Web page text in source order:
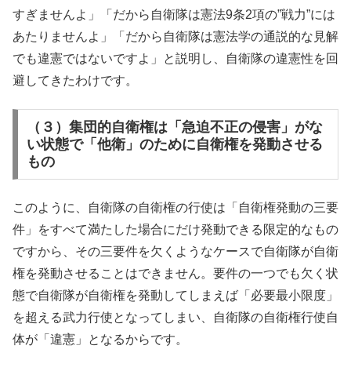
すぎませんよ」「だから自衛隊は憲法9条2項の”戦力”には
あたりませんよ」「だから自衛隊は憲法学の通説的な見解
でも違憲ではないですよ」と説明し、自衛隊の違憲性を回
避してきたわけです。
（３）集団的自衛権は「急迫不正の侵害」がな
い状態で「他衛」のために自衛権を発動させる
もの
このように、自衛隊の自衛権の行使は「自衛権発動の三要
件」をすべて満たした場合にだけ発動できる限定的なもの
ですから、その三要件を欠くようなケースで自衛隊が自衛
権を発動させることはできません。要件の一つでも欠く状
態で自衛隊が自衛権を発動してしまえば「必要最小限度」
を超える武力行使となってしまい、自衛隊の自衛権行使自
体が「違憲」となるからです。